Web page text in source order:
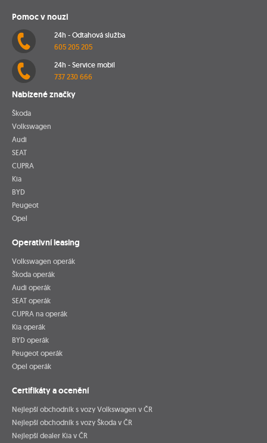
Pomoc v nouzi
24h - Odtahová služba
605 205 205
24h - Service mobil
737 230 666
Nabízené značky
Škoda
Volkswagen
Audi
SEAT
CUPRA
Kia
BYD
Peugeot
Opel
Operativní leasing
Volkswagen operák
Škoda operák
Audi operák
SEAT operák
CUPRA na operák
Kia operák
BYD operák
Peugeot operák
Opel operák
Certifikáty a ocenění
Nejlepší obchodník s vozy Volkswagen v ČR
Nejlepší obchodník s vozy Škoda v ČR
Nejlepší dealer Kia v ČR